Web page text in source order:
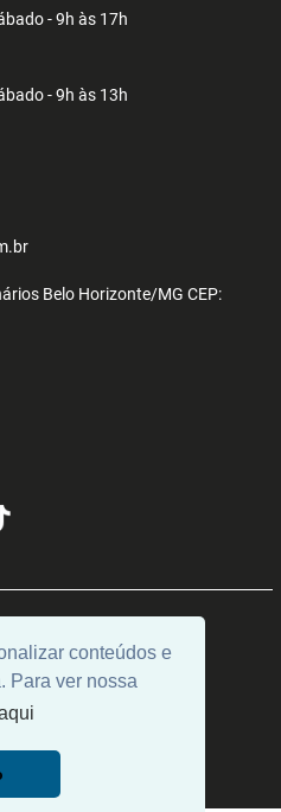
conteúdos e
Para ver nossa
- 9h às 17h
- 9h às 13h
Belo Horizonte/MG CEP: